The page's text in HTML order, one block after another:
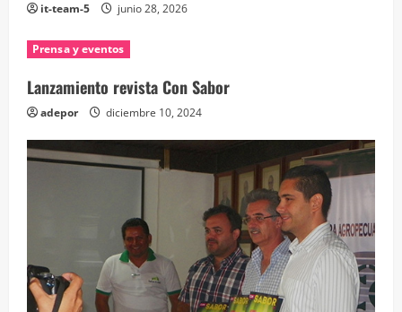
it-team-5 junio 28, 2026
Prensa y eventos
Lanzamiento revista Con Sabor
adepor diciembre 10, 2024